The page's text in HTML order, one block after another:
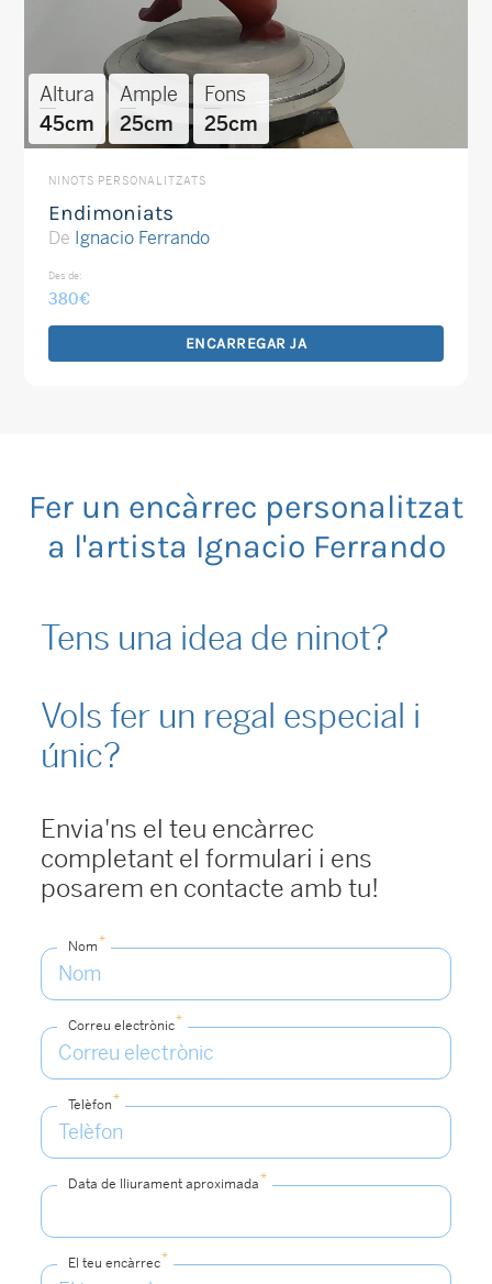
Altura
45cm
Ample
25cm
Fons
25cm
NINOTS PERSONALITZATS
Endimoniats
De Ignacio Ferrando
Des de:
380€
ENCARREGAR JA
Fer un encàrrec personalitzat
a l'artista Ignacio Ferrando
Tens una idea de ninot?
Vols fer un regal especial i
únic?
Envia'ns el teu encàrrec
completant el formulari i ens
posarem en contacte amb tu!
Nom*
Correu electrònic*
Telèfon*
Data de lliurament aproximada*
El teu encàrrec*